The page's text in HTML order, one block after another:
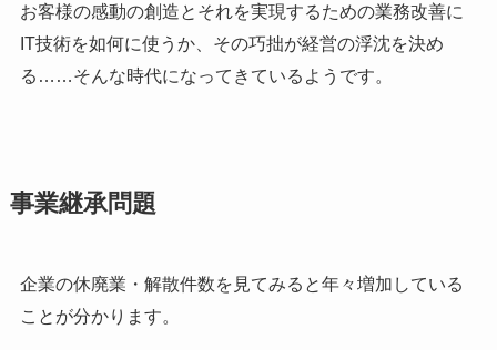
お客様の感動の創造とそれを実現するための業務改善に
IT技術を如何に使うか、その巧拙が経営の浮沈を決め
る……そんな時代になってきているようです。
事業継承問題
企業の休廃業・解散件数を見てみると年々増加している
ことが分かります。